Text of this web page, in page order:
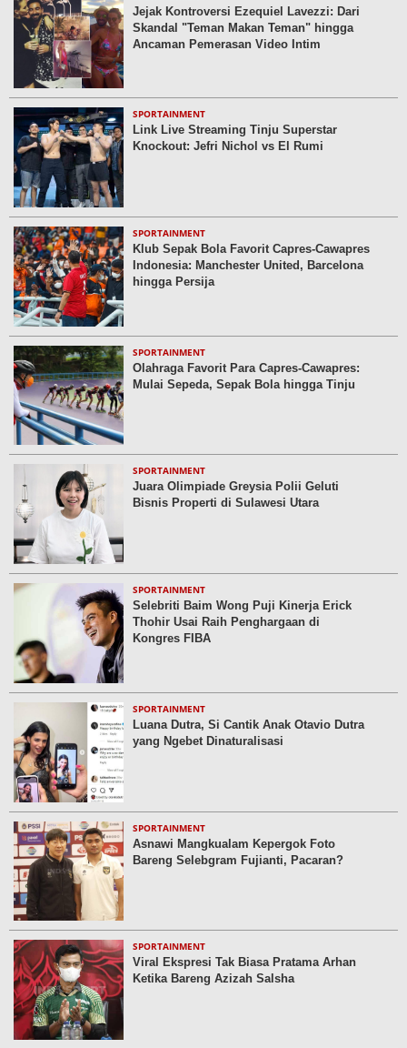
Jejak Kontroversi Ezequiel Lavezzi: Dari
Skandal "Teman Makan Teman" hingga
Ancaman Pemerasan Video Intim
SPORTAINMENT
Link Live Streaming Tinju Superstar
Knockout: Jefri Nichol vs El Rumi
SPORTAINMENT
Klub Sepak Bola Favorit Capres-Cawapres
Indonesia: Manchester United, Barcelona
hingga Persija
SPORTAINMENT
Olahraga Favorit Para Capres-Cawapres:
Mulai Sepeda, Sepak Bola hingga Tinju
SPORTAINMENT
Juara Olimpiade Greysia Polii Geluti
Bisnis Properti di Sulawesi Utara
SPORTAINMENT
Selebriti Baim Wong Puji Kinerja Erick
Thohir Usai Raih Penghargaan di
Kongres FIBA
SPORTAINMENT
Luana Dutra, Si Cantik Anak Otavio Dutra
yang Ngebet Dinaturalisasi
SPORTAINMENT
Asnawi Mangkualam Kepergok Foto
Bareng Selebgram Fujianti, Pacaran?
SPORTAINMENT
Viral Ekspresi Tak Biasa Pratama Arhan
Ketika Bareng Azizah Salsha